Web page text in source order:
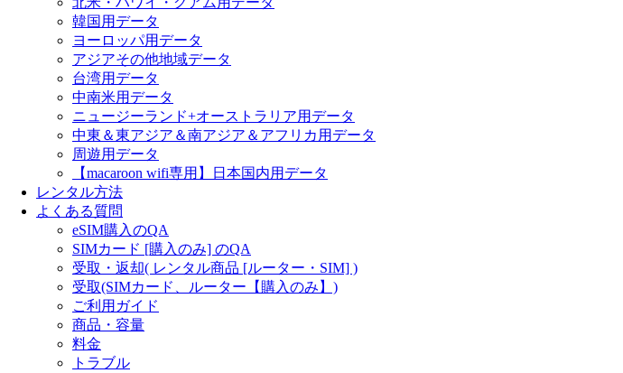
韓国用データ
ヨーロッパ用データ
アジアその他地域データ
台湾用データ
中南米用データ
ニュージーランド+オーストラリア用データ
中東＆東アジア＆南アジア＆アフリカ用データ
周遊用データ
【macaroon wifi専用】日本国内用データ
レンタル方法
よくある質問
eSIM購入のQA
SIMカード [購入のみ] のQA
受取・返却( レンタル商品 [ルーター・SIM] )
受取(SIMカード、ルーター【購入のみ】)
ご利用ガイド
商品・容量
料金
トラブル